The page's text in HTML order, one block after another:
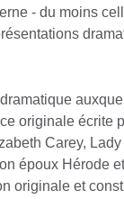
- du moins
originale écrite
Carey,
époux Hérode
originale et